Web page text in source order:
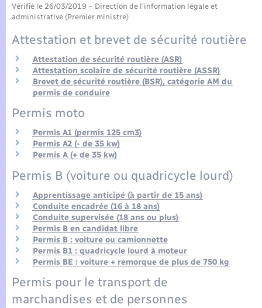
Sécurité - Prévention
Seniors
Transports
Voirie et espace public
Vérifié le 26/03/2019 – Direction de l'information légale et
administrative (Premier ministre)
Attestation et brevet de sécurité routière
Attestation de sécurité routière (ASR)
Attestation scolaire de sécurité routière (ASSR)
Brevet de sécurité routière (BSR), catégorie AM du
permis de conduire
Permis moto
Permis A1 (permis 125 cm3)
Permis A2 (- de 35 kw)
Permis A (+ de 35 kw)
Permis B (voiture ou quadricycle lourd)
Apprentissage anticipé (à partir de 15 ans)
Conduite encadrée (16 à 18 ans)
Conduite supervisée (18 ans ou plus)
Permis B en candidat libre
Permis B : voiture ou camionnette
Permis B1 : quadricycle lourd à moteur
Permis BE : voiture + remorque de plus de 750 kg
Permis pour le transport de
marchandises et de personnes